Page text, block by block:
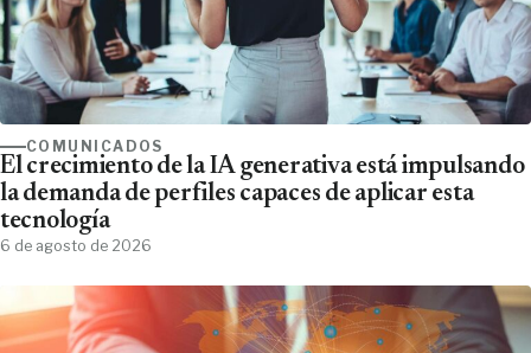
COMUNICADOS
El crecimiento de la IA generativa está impulsando
la demanda de perfiles capaces de aplicar esta
tecnología
6 de agosto de 2026